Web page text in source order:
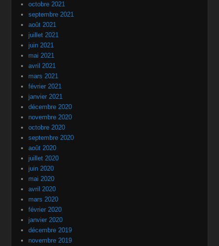
octobre 2021
septembre 2021
août 2021
juillet 2021
juin 2021
mai 2021
avril 2021
mars 2021
février 2021
janvier 2021
décembre 2020
novembre 2020
octobre 2020
septembre 2020
août 2020
juillet 2020
juin 2020
mai 2020
avril 2020
mars 2020
février 2020
janvier 2020
décembre 2019
novembre 2019